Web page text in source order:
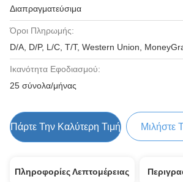
Διαπραγματεύσιμα
Όροι Πληρωμής:
D/A, D/P, L/C, T/T, Western Union,
Ικανότητα Εφοδιασμού:
25 σύνολα/μήνας
Πάρτε Την Καλύτερη Τιμή Μιλήστε
Πληροφορίες Λεπτομέρειας